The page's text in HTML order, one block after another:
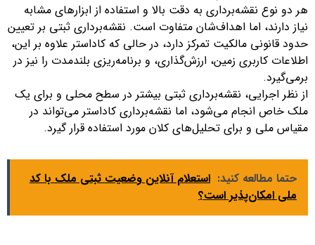
هر دو نوع نقشه‌برداری به دقت بالا و استفاده از ابزارهای مشابه
نیاز دارند، اما اهداف‌شان متفاوت است. نقشه‌برداری ثبتی بر تعیین
حدود قانونی مالکیت تمرکز دارد، در حالی که کاداستر علاوه بر این،
اطلاعات کاربری زمین، ارزش‌گذاری، و برنامه‌ریزی بلندمدت را نیز در
برمی‌گیرد.
از نظر اجرایی، نقشه‌برداری ثبتی بیشتر در سطح محلی و برای یک
ملک خاص انجام می‌شود، اما نقشه‌برداری کاداستر می‌تواند در
مقیاس ملی و برای تحلیل‌های کلان مورد استفاده قرار گیرد.
حتما مطالعه کنید: استعلام آنلاین وضعیت ثبتی ملک با کد
ملی امکان‌پذیر است؟